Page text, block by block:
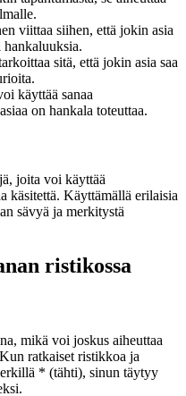
viittaa siihen, että jokin asia
hankaluuksia.
sitä, että jokin asia saa
käyttää sanaa
on hankala toteuttaa.
joita voi käyttää
käsitettä. Käyttämällä erilaisia
sävyä ja merkitystä
ristikossa
mikä voi joskus aiheuttaa
ratkaiset ristikkoa ja
* (tähti), sinun täytyy